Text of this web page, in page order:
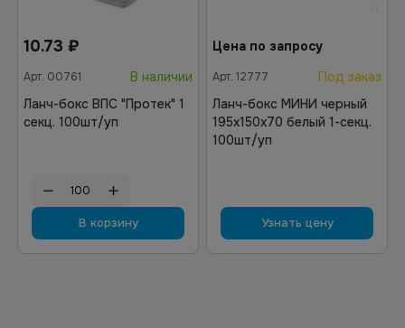
10.73 ₽
Арт. 00761
В наличии
Ланч-бокс ВПС "Протек" 1
секц. 100шт/уп
В корзину
Цена по запросу
Арт. 12777
Под заказ
Ланч-бокс МИНИ черный
195х150х70 белый 1-секц.
100шт/уп
Узнать цену